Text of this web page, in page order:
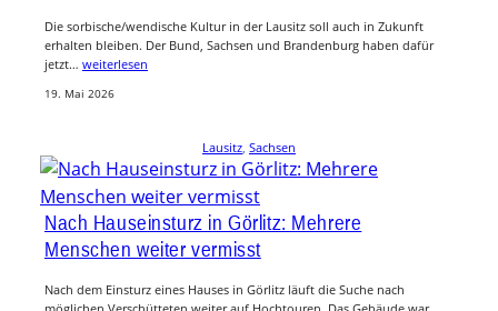
Die sorbische/wendische Kultur in der Lausitz soll auch in Zukunft
erhalten bleiben. Der Bund, Sachsen und Brandenburg haben dafür
jetzt… weiterlesen
19. Mai 2026
Lausitz Sachsen
Nach Hauseinsturz in Görlitz: Mehrere
Menschen weiter vermisst
Nach dem Einsturz eines Hauses in Görlitz läuft die Suche nach